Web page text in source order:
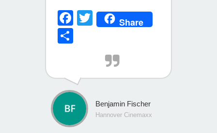
Facebook
Twitter
Share
Benjamin Fischer
Hannover Cinemaxx